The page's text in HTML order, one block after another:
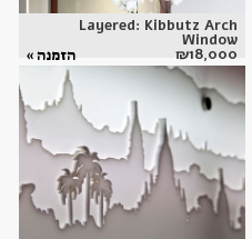
Layered: Kibbutz Arch
Window
₪18,000 הזמנה »